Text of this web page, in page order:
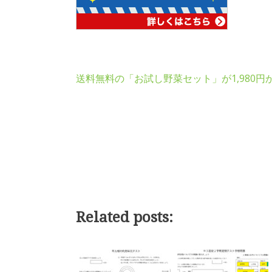
送料無料の「お試し野菜セット」が1,980円
Related posts: